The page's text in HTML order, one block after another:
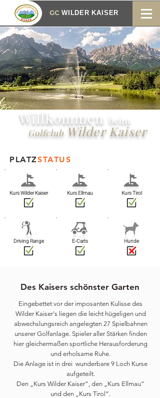
WILDER KAISER
GC
Willkommen beim
Golfclub Wilder Kaiser
PLATZSTATUS
Kurs Wilder Kaiser
Driving Range
Kurs Ellmau
E-Carts
Kurs Tirol
Hunde
Des Kaisers schönster Garten
Eingebettet vor der imposanten Kulisse des
Wilder Kaiser's liegen die leicht hügeligen und
abwechslungsreich angelegten 27 Spielbahnen
unserer Golfanlage. Spieler aller Stärken finden
hier gleichermaßen sportliche Herausforderung
und erholsame Ruhe.
Die Anlage ist in drei wunderbare 9 Loch Kurse
aufgeteilt.
Den „Kurs Wilder Kaiser“, den „Kurs Ellmau“
und den „Kurs Tirol“.